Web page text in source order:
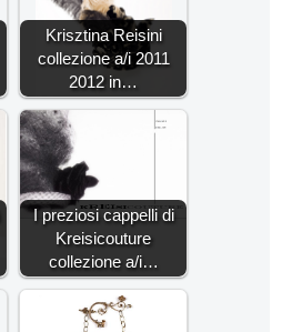
Krisztina Reisini
collezione a/i 2011
2012 in…
I preziosi cappelli di
Kreisicouture
collezione a/i…